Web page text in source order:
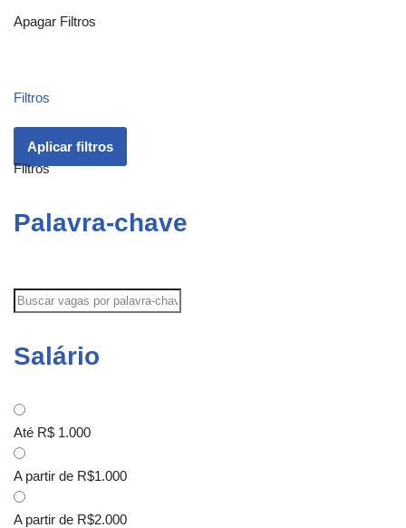
Apagar Filtros
Filtros
Aplicar filtros
Filtros
Palavra-chave
Salário
Até R$ 1.000
A partir de R$1.000
A partir de R$2.000